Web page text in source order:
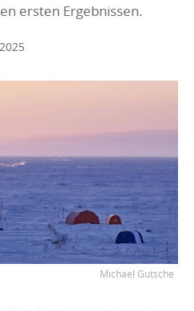
ersten Ergebnissen.
Michael Gutsche